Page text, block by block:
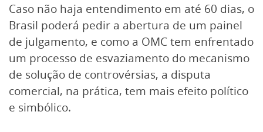
Caso não haja entendimento em até 60 dias, o
Brasil poderá pedir a abertura de um painel
de julgamento, e como a OMC tem enfrentado
um processo de esvaziamento do mecanismo
de solução de controvérsias, a disputa
comercial, na prática, tem mais efeito político
e simbólico.